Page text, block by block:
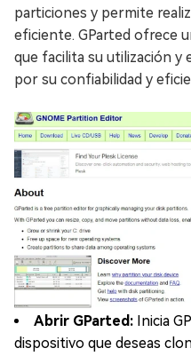
particiones y permite
eficiente. GParted ofrece
que facilita su utilización y
por su confiabilidad y
Abrir GParted: Inicia
dispositivo que deseas